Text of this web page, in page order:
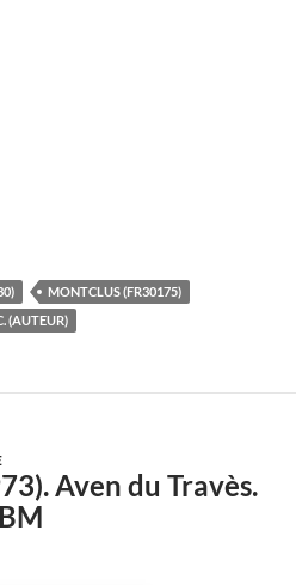
MONTCLUS (FR30175)
(AUTEUR)
Aven du Travès.